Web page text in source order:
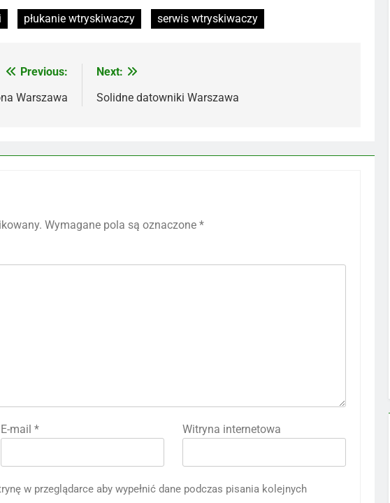
płukanie wtryskiwaczy serwis wtryskiwaczy
Previous:
Warszawa
Next:
Solidne datowniki Warszawa
Wymagane pola są oznaczone *
E-mail * Witryna internetowa
w przeglądarce aby wypełnić dane podczas pisania kolejnych